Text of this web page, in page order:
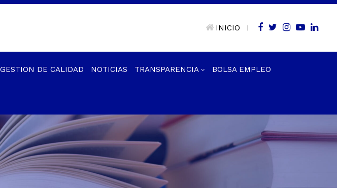
INICIO
GESTION DE CALIDAD NOTICIAS TRANSPARENCIA BOLSA EMPLEO